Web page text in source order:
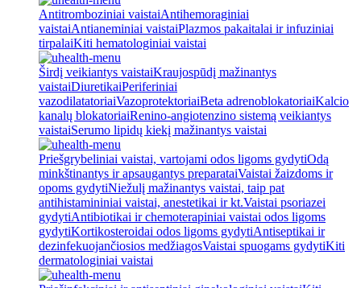
Antitromboziniai vaistaiAntihemoraginiai
vaistaiAntianeminiai vaistaiPlazmos pakaitalai ir infuziniai
tirpalaiKiti hematologiniai vaistai
Širdį veikiantys vaistaiKraujospūdį mažinantys
vaistaiDiuretikaiPeriferiniai
vazodilatatoriaiVazoprotektoriaiBeta adrenoblokatoriaiKalcio
kanalų blokatoriaiRenino-angiotenzino sistemą veikiantys
vaistaiSerumo lipidų kiekį mažinantys vaistai
Priešgrybeliniai vaistai, vartojami odos ligoms gydytiOdą
minkštinantys ir apsaugantys preparataiVaistai žaizdoms ir
opoms gydytiNiežulį mažinantys vaistai, taip pat
antihistamininiai vaistai, anestetikai ir kt.Vaistai psoriazei
gydytiAntibiotikai ir chemoterapiniai vaistai odos ligoms
gydytiKortikosteroidai odos ligoms gydytiAntiseptikai ir
dezinfekuojančiosios medžiagosVaistai spuogams gydytiKiti
dermatologiniai vaistai